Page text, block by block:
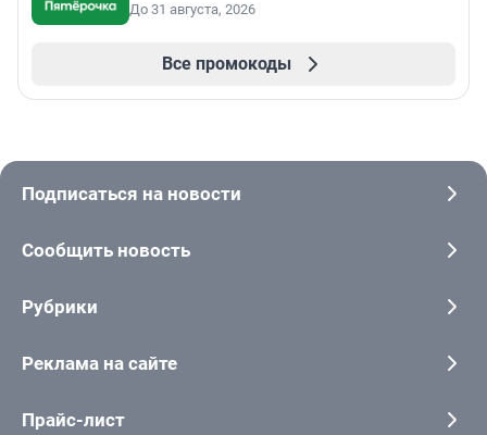
До 31 августа, 2026
Все промокоды
Подписаться на новости
Сообщить новость
Рубрики
Реклама на сайте
Прайс-лист